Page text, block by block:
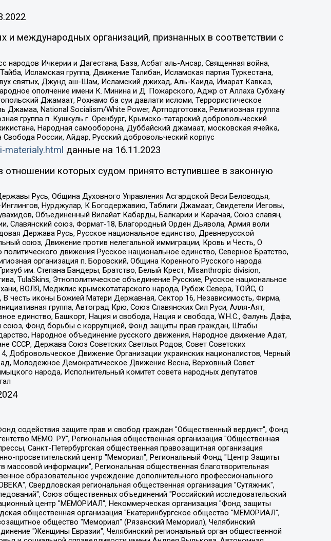
международных организаций, признанных в соответствии с
Ичкерии и Дагестана, База, Асбат аль-Ансар, Священная война,
Исламская группа, Движение Талибан, Исламская партия Туркестана,
святых, Джунд аш-Шам, Исламский джихад, Аль-Каида, Имарат Кавказ,
ополчение имени К. Минина и Д. Пожарского, Аджр от Аллаха Субхану
Джамаат, Рохнамо ба суи давлати исломи, Террористическое
National Socialism/White Power, Артподготовка, Религиозная группа
группа п. Кушкуль г. Оренбург, Крымско-татарский добровольческий
Народная самооборона, Дуббайский джамаат, московская ячейка,
России, Айдар, Русский добровольческий корпус
данные на 16.11.2023
которых судом принято вступившее в законную
Русь, Община Духовного Управления Асгардской Веси Беловодья,
Нурджулар, К Богодержавию, Таблиги Джамаат, Свидетели Иеговы,
Объединенный Вилайат Кабарды, Балкарии и Карачая, Союз славян,
Славянский союз, Формат-18, Благородный Орден Дьявола, Армия воли
Держава Русь, Русское национальное единство, Древнерусской
союз, Движение против нелегальной иммиграции, Кровь и Честь, О
движения Русское национальное единство, Северное Братство,
организация п. Боровский, Община Коренного Русского народа
им. Степана Бандеры, Братство, Белый Крест, Misanthropic division,
TulaSkins, Этнополитическое объединение Русские, Русское национальное
ВОЛЯ, Меджлис крымскотатарского народа, Рубеж Севера, ТОЙС, О
честь иконы Божией Матери Державная, Сектор 16, Независимость, Фирма,
группа, Автоград Крю, Союз Славянских Сил Руси, Алля-Аят,
единство, Башкорт, Нация и свобода, Нация и свобода, W.H.С., Фалунь Дафа,
Фонд борьбы с коррупцией, Фонд защиты прав граждан, Штабы
Народное объединение русского движения, Народное движение Адат,
СССР, Держава Союз Советских Светлых Родов, Совет Советских
Добровольческое Движение Организации украинских националистов, Черный
Молодежное Демократическое Движение Весна, Верховный Совет
народа, Исполнительный комитет совета народных депутатов
ИНОСТРАННЫЙ АГЕНТ", Арапова Галина Юрьевна, Вольтская Татьяна Анатольевна, Американская компания "Mason G.E.S. Anonymous Foundation" (США), являющаяся владельцем интернет-издания https://mnews.world/, Компания "Stichting Bellingcat", зарегистрированная в Нидерландах (дата регистрации 11.07.2018), Захаров Андрей Вячеславович, Клепиковская Екатерина Дмитриевна, Общество с ограниченной ответственностью "МЕМО", Перл Роман Александрович, Симонов Евгений Алексеевич, Соловьева Елена Анатольевна, Сотников Даниил Владимирович, Сурначева Елизавета Дмитриевна, Автономная некоммерческая организация по защите прав человека и информированию населения "Якутия – Наше Мнение", Общество с ограниченной ответственностью "Москоу диджитал медиа", с 26.01.2023 Общество с ограниченной ответственностью "Чайка Белые сады", Ветошкина Валерия Валерьевна, Заговора Максим Александрович, Межрегиональное общественное движение "Российская ЛГБТ - сеть", Оленичев Максим Владимирович, Павлов Иван Юрьевич, Скворцова Елена Сергеевна, Общество с ограниченной ответственностью "Как бы инагент", Кочетков Игорь Викторович, Общество с ограниченной ответственностью "Честные выборы", Еланчик Олег Александрович, Общество с ограниченной ответственностью "Нобелевский призыв", Гималова Регина Эмилевна, Григорьев Андрей Валерьевич, Григорьева Алина Александровна, Ассоциация по содействию защите прав призывников, альтернативнослужащих и военнослужащих "Правозащитная группа "Гражданин.Армия.Право", Хисамова Регина Фаритовна, Автономная некоммерческая организация по реализации социально-правовых программ "Лилит", Дальневосточное общественное движение "Маяк", Санкт-Петербургская ЛГБТ-инициативная группа "Выход", Инициативная группа ЛГБТ+ "Реверс", Алексеев Андрей Викторович, Бекбулатова Таисия Львовна, Беляев Иван Михайлович, Владыкина Елена Сергеевна, Гельман Марат Александрович, Никульшина Вероника Юрьевна, Толоконникова Надежда Андреевна, Шендерович Виктор Анатольевич, Общество с ограниченной ответственностью "Данное сообщение", Общество с ограниченной ответственностью Издательский дом "Новая глава", Айнбиндер Александра Александровна, Московский комьюнити-центр для ЛГБТ+инициатив, Благотворительный фонд развития филантропии, Deutsche Welle (Германия, Kurt-Schumacher-Strasse 3, 53113 Bonn), Борзунова Мария Михайловна, Воробьев Виктор Викторович, Голубева Анна Львовна, Константинова Алла Михайловна, Малкова Ирина Владимировна, Мурадов Мурад Абдулгалимович, Осетинская Елизавета Николаевна, Понасенков Евгений Николаевич, Ганапольский Матвей Юрьевич, Киселев Евгений Алексеевич, Борухович Ирина Григорьевна, Дремин Иван Тимофеевич, Дубровский Дмитрий Викторович, Красноярская региональная общественная организация поддержки и развития альтернативных образовательных технологий и межкультурных коммуникаций "ИНТЕРРА", Маяковская Екатерина Алексеевна, Фейгин Марк Захарович, Филимонов Андрей Викторович, Дзугкоева Регина Николаевна, Доброхотов Роман Александрович, Дудь Юрий Александрович, Елкин Сергей Владимирович, Кругликов Кирилл Игоревич, Сабунаева Мария Леонидовна, Семенов Алексей Владимирович, Шаинян Карен Багратович, Шульман Екатерина Михайловна, Асафьев Артур Валерьевич, Вахштайн Виктор Семенович, Венедиктов Алексей Алексеевич, Лушникова Екатерина Евгеньевна, Волков Леонид Михайлович, Невзоров Александр Глебович, Пархоменко Сергей Борисович, Сироткин Ярослав Николаевич, Кара-Мурза Владимир Владимирович, Баранова Наталья Владимировна, Гозман Леонид Яковлевич, Кагарлицкий Борис Юльевич, Климарев Михаил Валерьевич, Милов Владимир Станиславович, Автономная некоммерческая организация Краснодарский центр современного искусства "Типография", Моргенштерн Алишер Тагирович, Соболь Любовь Эдуардовна, Общество с ограниченной ответственностью "ЛИЗА НОРМ", Каспаров Гарри Кимович, Ходорковский Михаил Борисович, Общество с ограниченной ответственностью "Апрельские тезисы", Данилович Ирина Брониславовна, Кашин Олег Владимирович, Петров Николай Владимирович, Пивоваров Алексей Владимирович, Соколов Михаил Владимирович, Цветкова Юлия Владимировна, Чичваркин Евгений Александрович, Комитет против пыток/Команда против пыток, Общество с ограниченной ответственностью "Первый научный", Общество с ограниченной ответственностью "Вертолет и ко", Белоцерковская Вероника Борисовна, Кац Максим Евгеньевич, Лазарева Татьяна Юрьевна, Шаведдинов Руслан Табризович, Яшин Илья Валерьевич, Общество с ограниченной ответственностью "Иноагент ААВ", Алешковский Дмитрий Петрович, Альбац Евгения Марковна, Быков Дмитрий Львович, Галямина Юлия Евгеньевна, Лойко Сергей Леонидович, Мартынов Кирилл Константинович, Медведев Сергей Александрович, Крашенинников Федор Геннадиевич, Гордеева Катерина Вл